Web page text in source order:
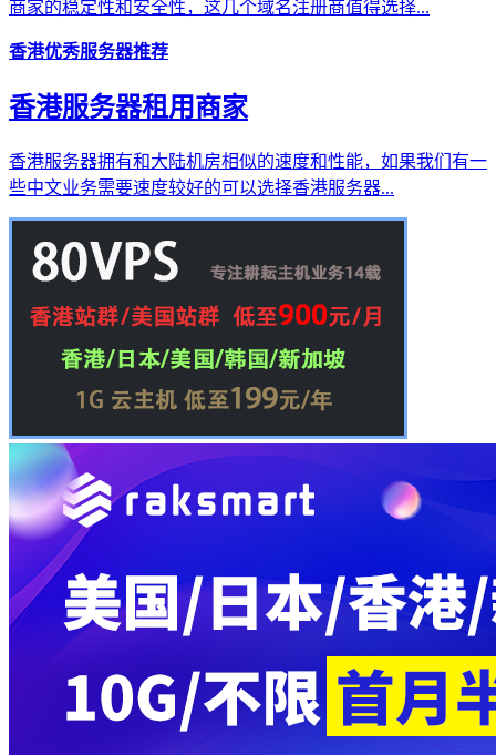
商家的稳定性和安全性，这几个域名注册商值得选择...
香港优秀服务器推荐
香港服务器租用商家
香港服务器拥有和大陆机房相似的速度和性能，如果我们有一
些中文业务需要速度较好的可以选择香港服务器...